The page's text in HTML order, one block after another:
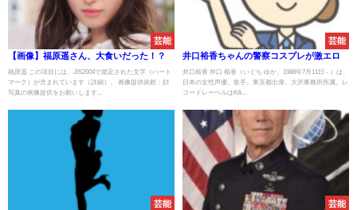
芸能
【画像】福原遥さん、大食いだった！？
福原遥 この項目には、JIS2004で規定された文字（ハート
マーク）が含まれています（詳細）。 画像提供依頼：顔
写真の画像提供をお願いします...
芸能
井口裕香ちゃんの警察コスプレが激エロ
井口裕香 井口 裕香（いぐち ゆか、1988年7月11日 - ）は、
日本の女性声優、歌手。東京都出身。大沢事務所所属。レ
コードレーベルはKA...
芸能
芸能